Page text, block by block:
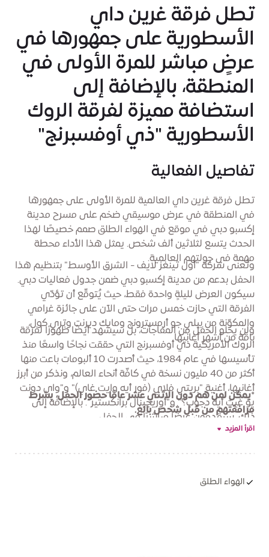
تطل فرقة غرين داي
الأسطورية على جمهورها في
عرضٍ مباشر للمرة الأولى في
المنطقة، بالإضافة إلى
استضافة مميزة لفرقة الروك
الأسطورية "ذي أوفسبرنج"
تفاصيل الفعالية
تطل فرقة غرين داي العالمية للمرة الأولى على جمهورها
في المنطقة في عرض موسيقي ضخم على مسرح مدينة
إكسبو دبي في موقع في الهواء الطلق صمم خصيصًا لهذا
الحدث يتسع لثلاثين ألف شخص. يمثل هذا الأداء محطة
مهمة في جولتهم العالمية.
وتُعنى شركة "أول ثينغز لايف - الشرق الأوسط" بتنظيم هذا
الحفل بدعم من مدينة إكسبو دبي ضمن جدول فعاليات دبي.
سيكون العرض لليلةٍ واحدة فقط، حيث يُتوقّع أن تؤدّي
الفرقة التي حازت خمس مرات حتى الآن على جائزة غرامي
والمكوّنة من بيلي جو أرمسترونج ومايك ديرنت وتري كول،
باقة من أشهر أغانيها.
ولن يخلو الحفل من المفاجآت، بل سيشهد أيضًا ظهورًا لفرقة
الروك الأمريكية ذي أوفسبرنج التي حققت نجاحًا واسعًا منذ
تأسيسها في عام 1984، حيث أصدرت 10 ألبومات باعت منها
أكثر من 40 مليون نسخة في كافّة أنحاء العالم، ونذكر من أبرز
أغانيها، أغنية "بريتي فلاي (فور أيه وايت غاي)" و"واي دونت
يو غيت أيه دجوب؟" و"أوريجينال برانكستير". بالإضافة إلى
ذلك، سيقدمون عرضًا مباشرًا في الحفل.
*يمكن لمن هم دون الاثني عشر عامًا حضور الحفل، بشرط
مرافقتهم من قبل شخص بالغ.
اقرأ المزيد
الهواء الطلق